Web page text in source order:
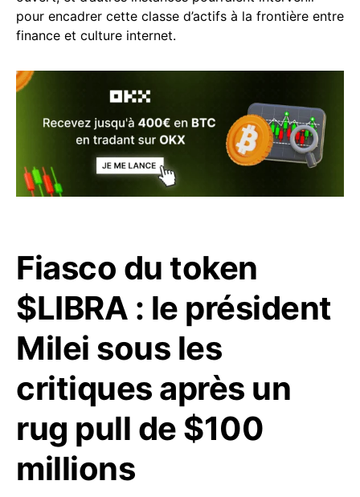
pour encadrer cette classe d’actifs à la frontière entre
finance et culture internet.
Fiasco du token
$LIBRA : le président
Milei sous les
critiques après un
rug pull de $100
millions